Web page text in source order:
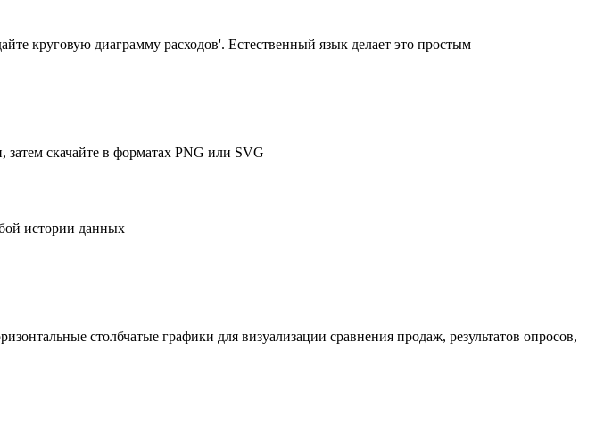
круговую диаграмму расходов'. Естественный язык делает это простым
скачайте в форматах PNG или SVG
истории данных
столбчатые графики для визуализации сравнения продаж, результатов опросов,